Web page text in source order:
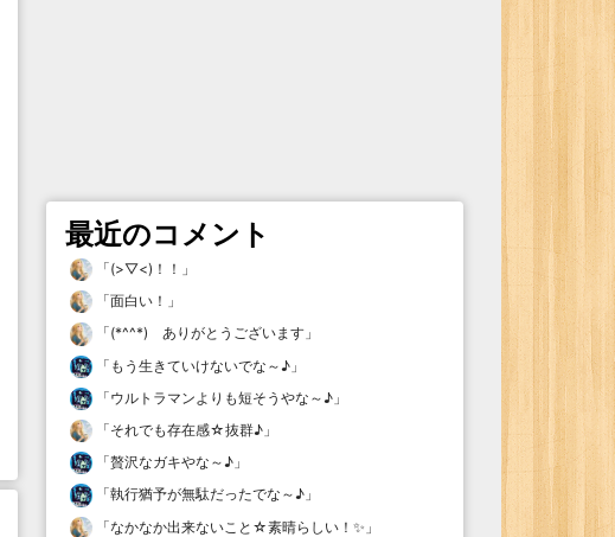
最近のコメント
「(>▽<)！！ 」
「面白い！ 」
「(*^^*) ありがとうございます 」
「 もう生きていけないでな～♪ 」
「ウルトラマンよりも短そうやな～♪ 」
「それでも存在感☆抜群♪ 」
「贅沢なガキやな～♪ 」
「執行猶予が無駄だったでな～♪ 」
「なかなか出来ないこと☆素晴らしい！✨ 」